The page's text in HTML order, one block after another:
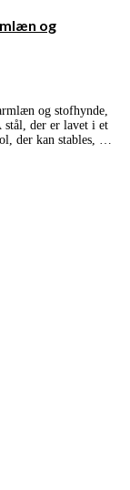
og
og stofhynde,
stål, der er lavet i et
der kan stables, …